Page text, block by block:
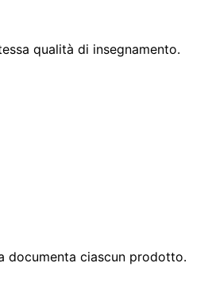
qualità di insegnamento.
documenta ciascun prodotto.